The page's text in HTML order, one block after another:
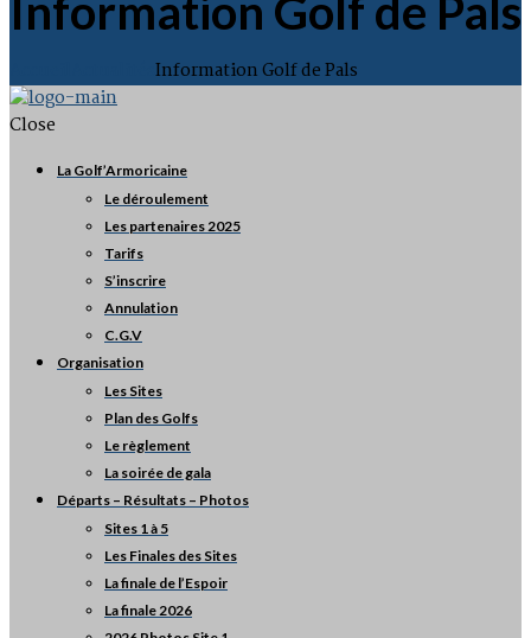
Information Golf de Pals
Information Golf de Pals
Close
La Golf’Armoricaine
Le déroulement
Les partenaires 2025
Tarifs
S’inscrire
Annulation
C.G.V
Organisation
Les Sites
Plan des Golfs
Le règlement
La soirée de gala
Départs – Résultats – Photos
Sites 1 à 5
Les Finales des Sites
La finale de l’Espoir
La finale 2026